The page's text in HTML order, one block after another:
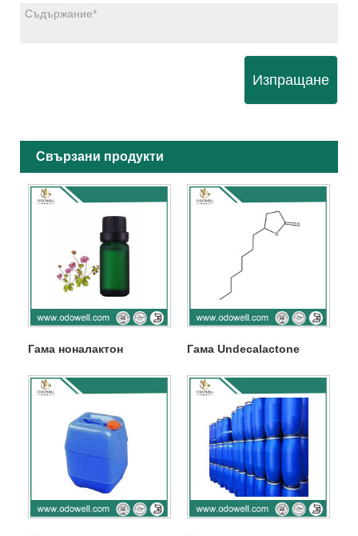
Изпращане
Свързани продукти
Гама ноналактон Гама Undecalactone